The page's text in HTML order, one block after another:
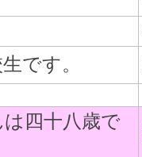
です。
四十八歳で